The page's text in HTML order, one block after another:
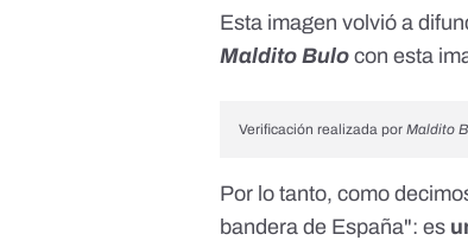
Esta imagen volvió a
Maldito Bulo con esta
Verificación realizada porMaldito
Por lo tanto, como
bandera de España": es